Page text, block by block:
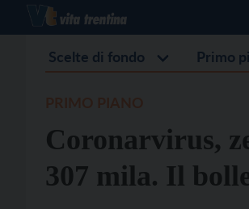
Scelte di fondo Primo
Coronarvirus,
307 mila. Il